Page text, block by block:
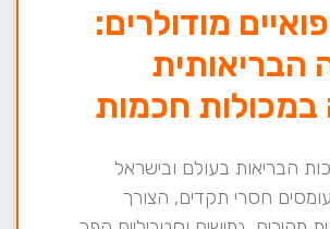
מודולרים:
חכמות
הבריאות בעולם ובישראל
חסרי תקדים, הצורך